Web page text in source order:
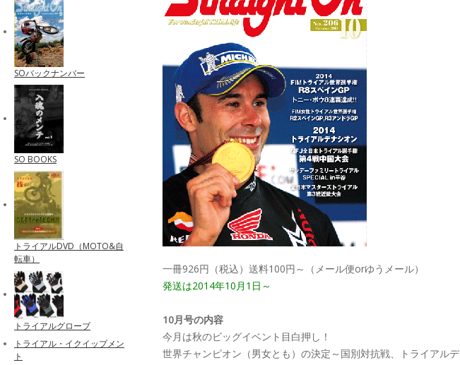
一冊926円（税込）送料100円～（メール便orゆうメール）
発送は2014年10月1日～
10月号の内容
今月は秋のビッグイベント目白押し！
世界チャンピオン（男女とも）の決定～国別対抗戦、トライアルデ
SOバックナンバー
SO BOOKS
トライアルDVD（MOTO&自
転車）
トライアルグローブ
トライアル・イクイップメン
ト